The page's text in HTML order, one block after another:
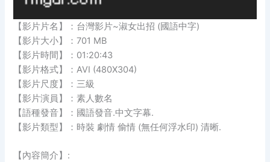
【影片片名】：台灣影片~淑女出招 (國語中字)
【影片大小】：701 MB
【影片時間】：01:20:43
【影片格式】：AVI (480X304)
【影片尺度】：三級
【影片演員】：素人數名
【語種發音】：國語發音.中文字幕.
【影片類型】：時裝 劇情 偷情 (無任何浮水印) 清晰.
【內容簡介】: